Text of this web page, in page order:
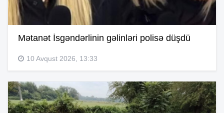
Mətanət İsgəndərlinin gəlinləri polisə düşdü
10 Avqust 2026, 13:33